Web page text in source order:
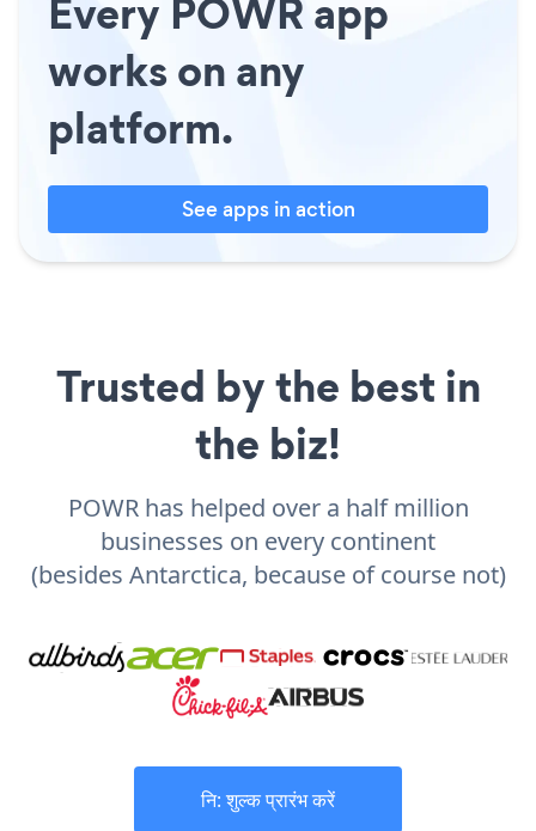
Every POWR app
works on any
platform.
See apps in action
Trusted by the best in
the biz!
POWR has helped over a half million
businesses on every continent
(besides Antarctica, because of course not)
नि: शुल्क प्रारंभ करें